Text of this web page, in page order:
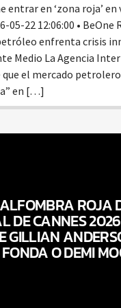
entrar en ‘zona roja’ en
05-22 12:06:00 • BeOne
enfrenta crisis
Medio La Agencia
que el mercado
en […]
ROJA
DE CANNES
GILLIAN
O DEMI